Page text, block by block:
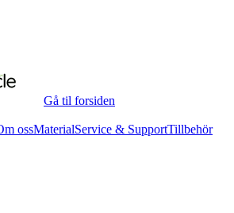
Gå til forsiden
ossMaterialService & SupportTillbehör